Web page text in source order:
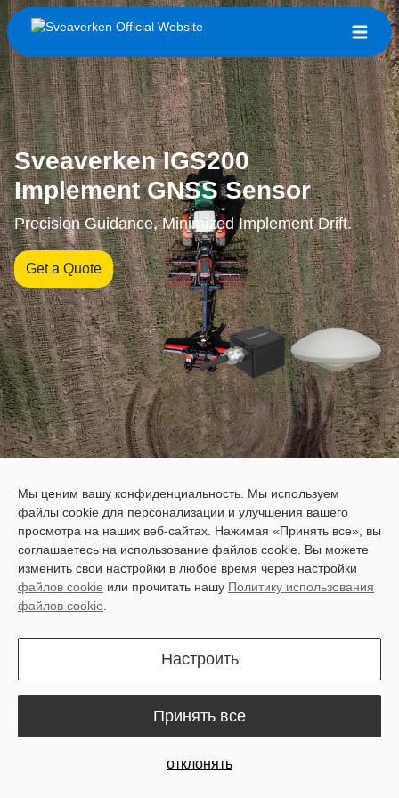
Sveaverken IGS200
Implement GNSS Sensor
Precision Guidance, Minimized Implement Drift.
Get a Quote
Path Assist for Your
Implements
The IGS200 is a precision implement guidance system for towed
tractor’s autosteering system to automatically correct implement
position, reducing drift, swaying, overlaps, and omissions.
Мы ценим вашу конфиденциальность. Мы используем
файлы cookie для персонализации и улучшения вашего
просмотра на наших веб-сайтах. Нажимая «Принять все», вы
соглашаетесь на использование файлов cookie. Вы можете
изменить свои настройки в любое время через настройки
файлов cookie или прочитать нашу Политику использования
файлов cookie
Настроить
отклонять
Принять все